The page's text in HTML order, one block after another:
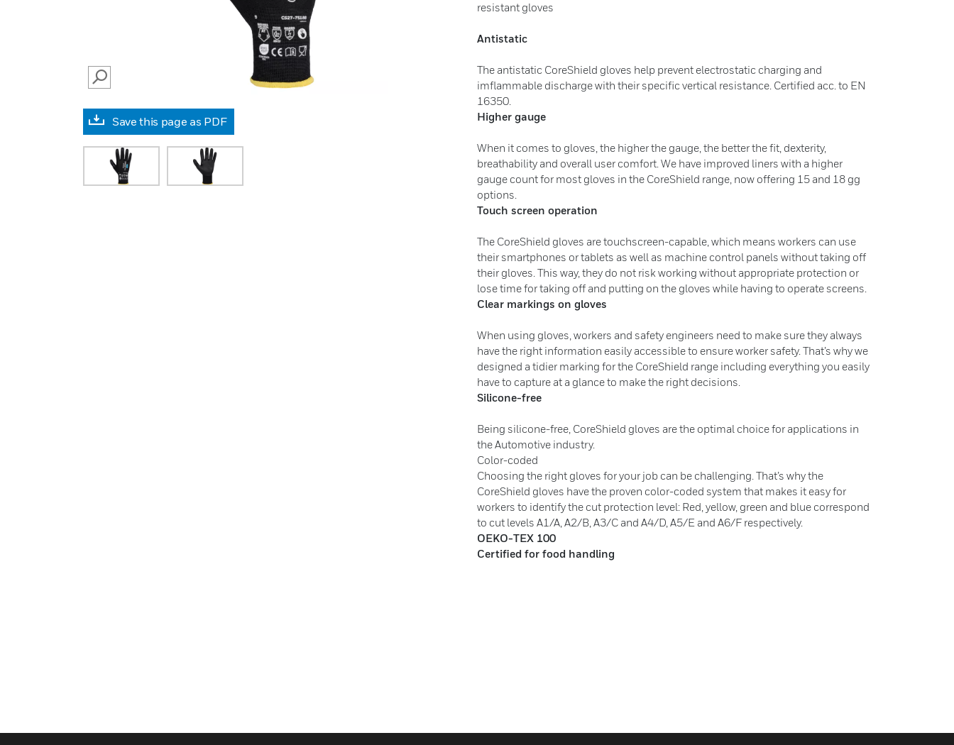
SEARCH
Save this page as PDF
resistant gloves
Antistatic
The antistatic CoreShield gloves help prevent electrostatic charging and
imflammable discharge with their specific vertical resistance. Certified acc. to EN
16350.
Higher gauge
When it comes to gloves, the higher the gauge, the better the fit, dexterity,
breathability and overall user comfort. We have improved liners with a higher
gauge count for most gloves in the CoreShield range, now offering 15 and 18 gg
options.
Touch screen operation
The CoreShield gloves are touchscreen-capable, which means workers can use
their smartphones or tablets as well as machine control panels without taking off
their gloves. This way, they do not risk working without appropriate protection or
lose time for taking off and putting on the gloves while having to operate screens.
Clear markings on gloves
When using gloves, workers and safety engineers need to make sure they always
have the right information easily accessible to ensure worker safety. That’s why we
designed a tidier marking for the CoreShield range including everything you easily
have to capture at a glance to make the right decisions.
Silicone-free
Being silicone-free, CoreShield gloves are the optimal choice for applications in
the Automotive industry.
Color-coded
Choosing the right gloves for your job can be challenging. That’s why the
CoreShield gloves have the proven color-coded system that makes it easy for
workers to identify the cut protection level: Red, yellow, green and blue correspond
to cut levels A1/A, A2/B, A3/C and A4/D, A5/E and A6/F respectively.
OEKO-TEX 100
Certified for food handling